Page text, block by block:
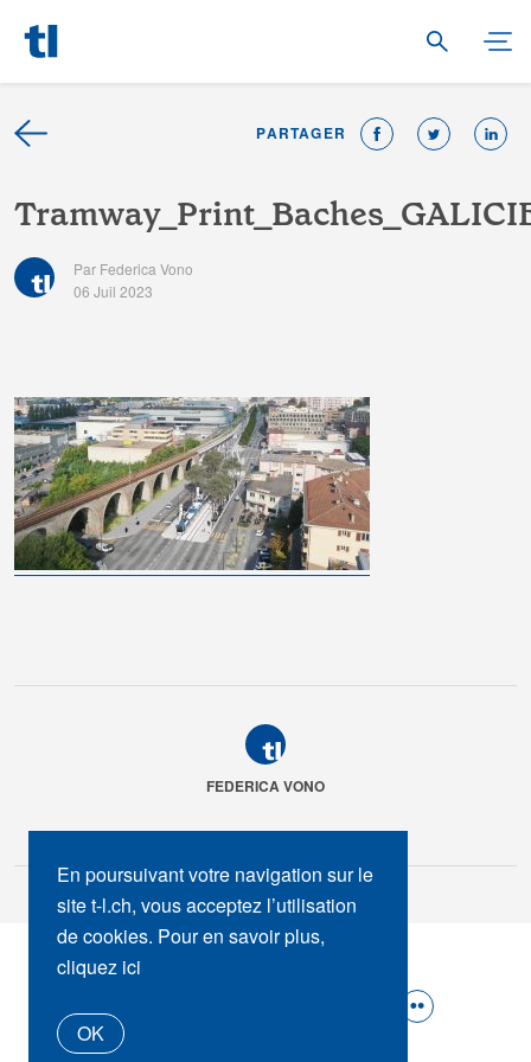
PARTAGER
Tramway_ Print Baches GALICI
Par Federica Vono
06 Juil 2023
FEDERICA VONO
En poursuivant votre navigation sur le
site t-l.ch, vous acceptez l’utilisation
de cookies. Pour en savoir plus,
cliquez ici
OK